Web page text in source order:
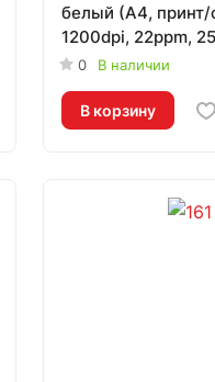
белый (A4, принт/
1200dpi, 22ppm,
WiFi, BT, USB)
0 В наличии
В корзину